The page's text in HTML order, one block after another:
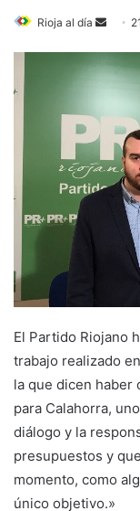
Rioja al día
n
m
El Partido Riojano
trabajo realizado
la que dicen haber
para Calahorra,
diálogo y la
presupuestos y
momento, como
único objetivo.»